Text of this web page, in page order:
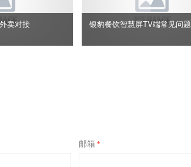
卖对接 银豹餐饮智慧屏TV端常见问题
邮箱 *